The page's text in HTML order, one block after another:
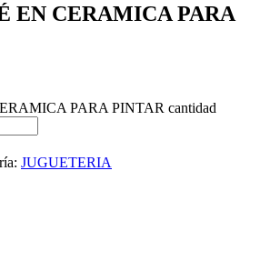
EN CERAMICA PARA
PARA PINTAR cantidad
JUGUETERIA